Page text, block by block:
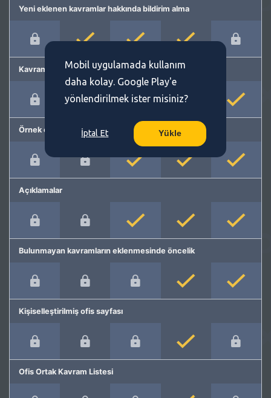
Yeni eklenen kavramlar hakkında bildirim alma
Kavram önerme
Örnek cümleler
Açıklamalar
Bulunmayan kavramların eklenmesinde öncelik
Kişiselleştirilmiş ofis sayfası
Ofis Ortak Kavram Listesi
Mobil uygulamada kullanım
daha kolay. Google Play'e
yönlendirilmek ister misiniz?
İptal Et Yükle